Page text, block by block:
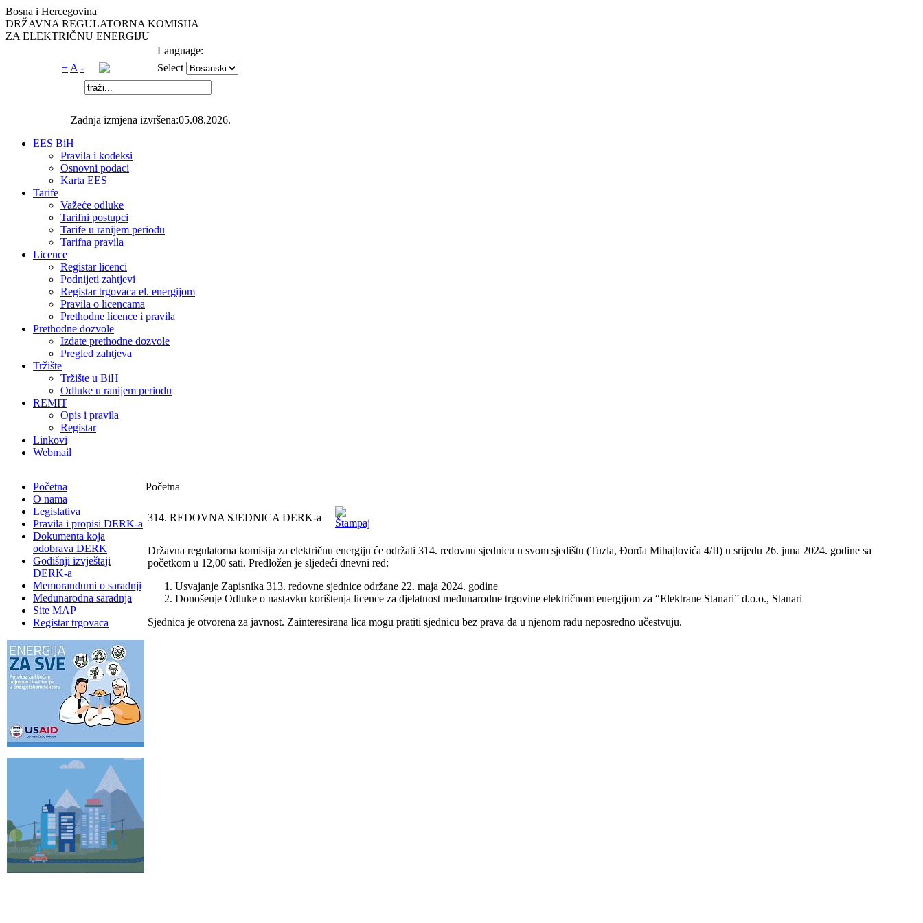
Bosna i Hercegovina
DRŽAVNA REGULATORNA KOMISIJA
ZA ELEKTRIČNU ENERGIJU
Language:
+ A - Select
Zadnja izmjena izvršena:05.08.2026.
EES BiH
Pravila i kodeksi
Osnovni podaci
Karta EES
Tarife
Važeće odluke
Tarifni postupci
Tarife u ranijem periodu
Tarifna pravila
Licence
Registar licenci
Podnijeti zahtjevi
Registar trgovaca el. energijom
Pravila o licencama
Prethodne licence i pravila
Prethodne dozvole
Izdate prethodne dozvole
Pregled zahtjeva
Tržište
Tržište u BiH
Odluke u ranijem periodu
REMIT
Opis i pravila
Registar
Linkovi
Webmail
Početna
O nama
Legislativa
Pravila i propisi DERK-a
Dokumenta koja
odobrava DERK
Godišnji izvještaji
DERK-a
Memorandumi o saradnji
Međunarodna saradnja
Site MAP
Registar trgovaca
Početna
314. REDOVNA SJEDNICA DERK-a
Državna regulatorna komisija za električnu energiju će održati 314. redovnu sjednicu u svom sjedištu (Tuzla, Đorđa Mihajlovića 4/II) u srijedu 26. juna 2024. godine sa
početkom u 12,00 sati. Predložen je slјedeći dnevni red:
Usvajanje Zapisnika 313. redovne sjednice održane 22. maja 2024. godine
Donošenje Odluke o nastavku korištenja licence za djelatnost međunarodne trgovine električnom energijom za “Elektrane Stanari” d.o.o., Stanari
Sjednica je otvorena za javnost. Zainteresirana lica mogu pratiti sjednicu bez prava da u njenom radu neposredno učestvuju.